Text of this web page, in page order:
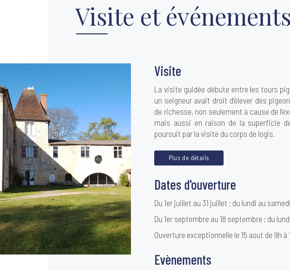
Visite et
Visite
La visite guidée débute entre les tours
un seigneur avait droit d’élever des
de richesse, non seulement à cause de
mais aussi en raison de la superficie
poursuit par la visite du corps de logis.
Plus de détails
Dates d'ouverture
Du 1er juillet au 31 juillet : du lundi au
Du 1er septembre au 18 septembre : du
Ouverture exceptionnelle le 15 aout de 9h à
Evènements